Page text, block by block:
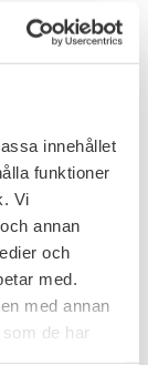
innehållet
funktioner
Vi
annan
och
med.
med annan
de har